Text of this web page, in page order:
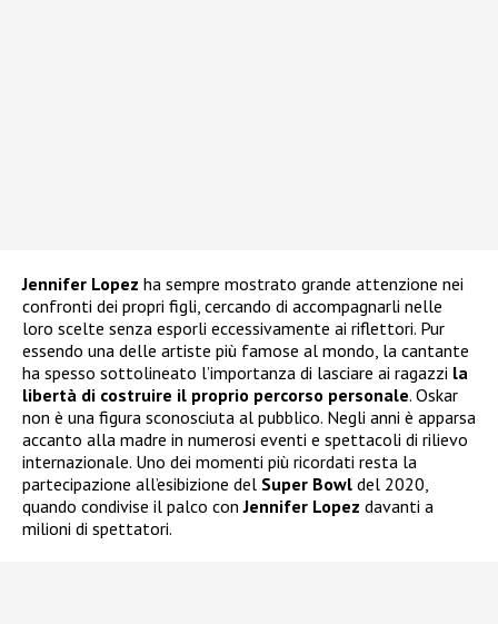
Jennifer Lopez ha sempre mostrato grande attenzione nei
confronti dei propri figli, cercando di accompagnarli nelle
loro scelte senza esporli eccessivamente ai riflettori. Pur
essendo una delle artiste più famose al mondo, la cantante
ha spesso sottolineato l’importanza di lasciare ai ragazzi la
libertà di costruire il proprio percorso personale. Oskar
non è una figura sconosciuta al pubblico. Negli anni è apparsa
accanto alla madre in numerosi eventi e spettacoli di rilievo
internazionale. Uno dei momenti più ricordati resta la
partecipazione all’esibizione del Super Bowl del 2020,
quando condivise il palco conJennifer Lopez davanti a
milioni di spettatori.